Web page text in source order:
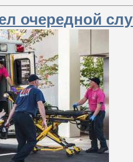
очередной